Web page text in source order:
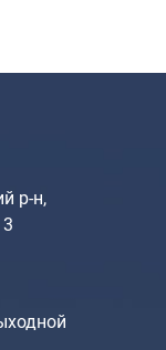
р-н,